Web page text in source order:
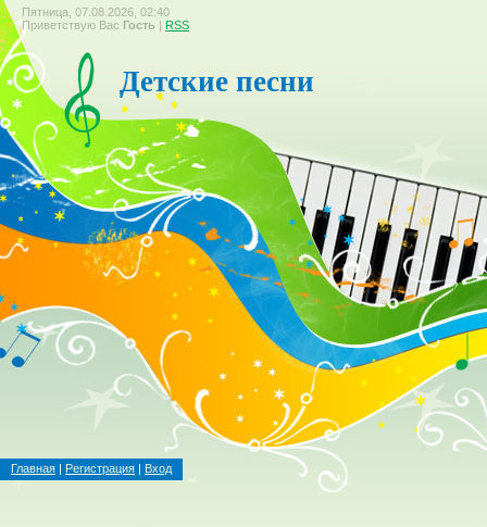
Пятница, 07.08.2026, 02:40
Приветствую Вас Гость | RSS
Детские песни
Главная | Регистрация | Вход